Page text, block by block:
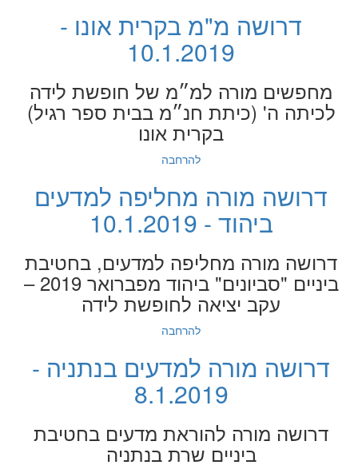
דרושה מ"מ בקרית אונו -
10.1.2019
מחפשים מורה למ״מ של חופשת לידה
לכיתה ה' (כיתת חנ״מ בבית ספר רגיל)
בקרית אונו
להרחבה
דרושה מורה מחליפה למדעים
ביהוד - 10.1.2019
דרושה מורה מחליפה למדעים, בחטיבת
ביניים "סביונים" ביהוד מפברואר 2019 –
עקב יציאה לחופשת לידה
להרחבה
דרושה מורה למדעים בנתניה -
8.1.2019
דרושה מורה להוראת מדעים בחטיבת
ביניים שרת בנתניה